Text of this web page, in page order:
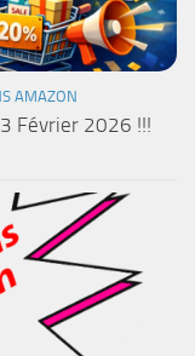
AMAZON
Février 2026 !!!